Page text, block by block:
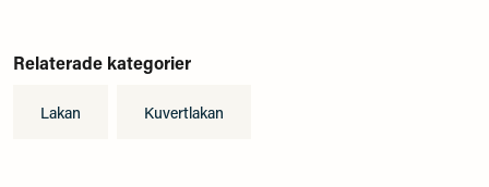
Relaterade kategorier
Lakan Kuvertlakan